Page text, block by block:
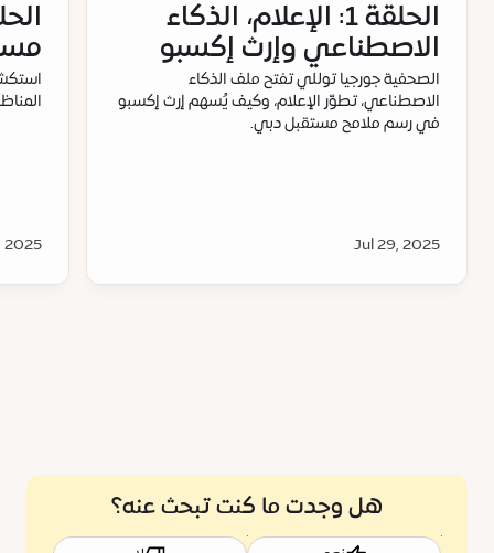
الحلقة 1: الإعلام، الذكاء
الاصطناعي وإرث إكسبو
الصحفية جورجيا توللي تفتح ملف الذكاء
الاصطناعي، تطوّر الإعلام، وكيف يُسهم إرث إكسبو
في رسم ملامح مستقبل دبي.
Jul 29, 2025
2025
هل وجدت ما كنت تبحث عنه؟